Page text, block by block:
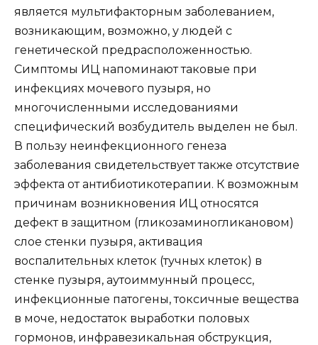
является мультифакторным заболеванием,
возникающим, возможно, у людей с
генетической предрасположенностью.
Симптомы ИЦ напоминают таковые при
инфекциях мочевого пузыря, но
многочисленными исследованиями
специфический возбудитель выделен не был.
В пользу неинфекционного генеза
заболевания свидетельствует также отсутствие
эффекта от антибиотикотерапии. К возможным
причинам возникновения ИЦ относятся
дефект в защитном (гликозаминогликановом)
слое стенки пузыря, активация
воспалительных клеток (тучных клеток) в
стенке пузыря, аутоиммунный процесс,
инфекционные патогены, токсичные вещества
в моче, недостаток выработки половых
гормонов, инфравезикальная обструкция,